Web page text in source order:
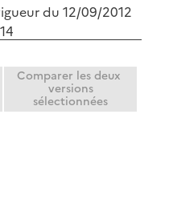
du 12/09/2012
Comparer les deux
versions
sélectionnées